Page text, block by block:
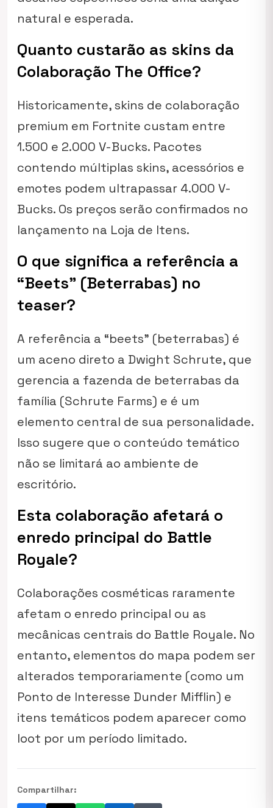
natural e esperada.
Quanto custarão as skins da
Colaboração The Office?
Historicamente, skins de colaboração
premium em Fortnite custam entre
1.500 e 2.000 V-Bucks. Pacotes
contendo múltiplas skins, acessórios e
emotes podem ultrapassar 4.000 V-
Bucks. Os preços serão confirmados no
lançamento na Loja de Itens.
O que significa a referência a
“Beets” (Beterrabas) no
teaser?
A referência a “beets” (beterrabas) é
um aceno direto a Dwight Schrute, que
gerencia a fazenda de beterrabas da
família (Schrute Farms) e é um
elemento central de sua personalidade.
Isso sugere que o conteúdo temático
não se limitará ao ambiente de
escritório.
Esta colaboração afetará o
enredo principal do Battle
Royale?
Colaborações cosméticas raramente
afetam o enredo principal ou as
mecânicas centrais do Battle Royale. No
entanto, elementos do mapa podem ser
alterados temporariamente (como um
Ponto de Interesse Dunder Mifflin) e
itens temáticos podem aparecer como
loot por um período limitado.
Compartilhar: